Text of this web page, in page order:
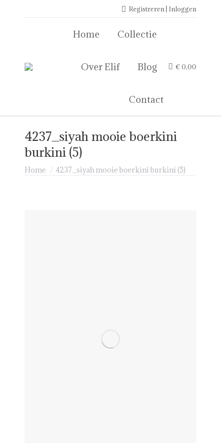
Registreren | Inloggen
Home Collectie
Over Elif Blog
Contact
€0,00
4237_siyah mooie boerkini
burkini (5)
Je bent hier:
Home 4237_siyah mooie boerkini burkini (5)